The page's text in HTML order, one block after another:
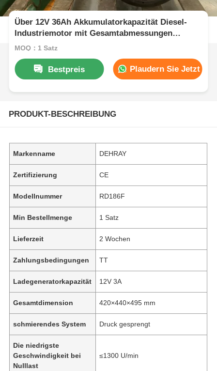
Über 12V 36Ah Akkumulatorkapazität Diesel-
Industriemotor mit Gesamtabmessungen
420×440×495 mm für industrielle
MOQ：1 Satz
Bestpreis Plaudern Sie Jetzt
PRODUKT-BESCHREIBUNG
Markenname DEHRAY
Zertifizierung CE
Modellnummer RD186F
Min Bestellmenge 1 Satz
Lieferzeit 2 Wochen
Zahlungsbedingungen TT
Ladegeneratorkapazität 12V 3A
Gesamtdimension 420×440×495 mm
schmierendes System Druck gesprengt
Die niedrigste
Geschwindigkeit bei
Nulllast
≤1300 U/min